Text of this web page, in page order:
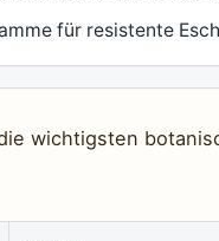
für resistente
wichtigsten